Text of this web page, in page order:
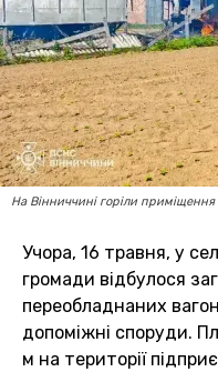
На Вінниччині горіли
Учора, 16 травня, у
громади відбулося
переобладнаних
допоміжні споруди.
м на території